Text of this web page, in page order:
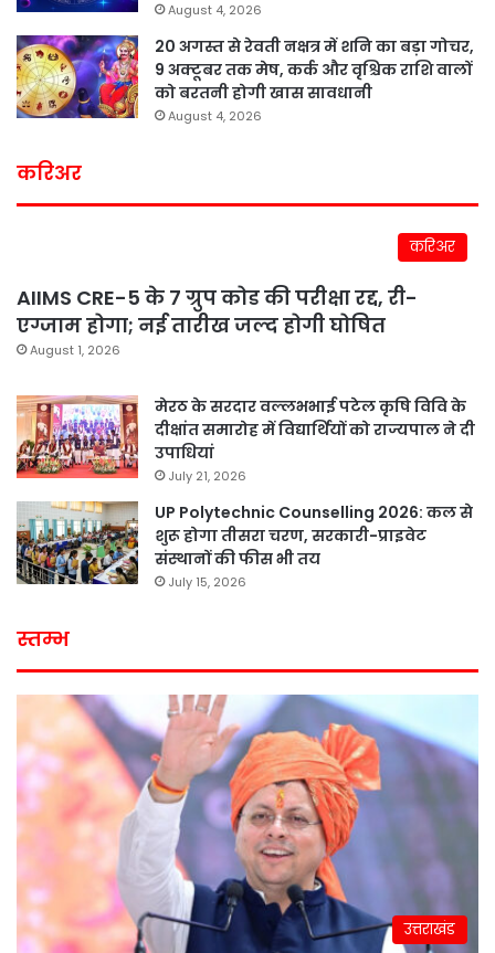
August 4, 2026
20 अगस्त से रेवती नक्षत्र में शनि का बड़ा गोचर,
9 अक्टूबर तक मेष, कर्क और वृश्चिक राशि वालों
को बरतनी होगी खास सावधानी
August 4, 2026
करिअर
करिअर
AIIMS CRE-5 के 7 ग्रुप कोड की परीक्षा रद्द, री-
एग्जाम होगा; नई तारीख जल्द होगी घोषित
August 1, 2026
मेरठ के सरदार वल्लभभाई पटेल कृषि विवि के
दीक्षांत समारोह में विद्यार्थियों को राज्यपाल ने दी
उपाधियां
July 21, 2026
UP Polytechnic Counselling 2026: कल से
शुरू होगा तीसरा चरण, सरकारी-प्राइवेट
संस्थानों की फीस भी तय
July 15, 2026
स्तम्भ
उत्तराखंड